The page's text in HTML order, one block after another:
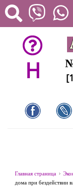
H
Главная страница
дома при бездействии